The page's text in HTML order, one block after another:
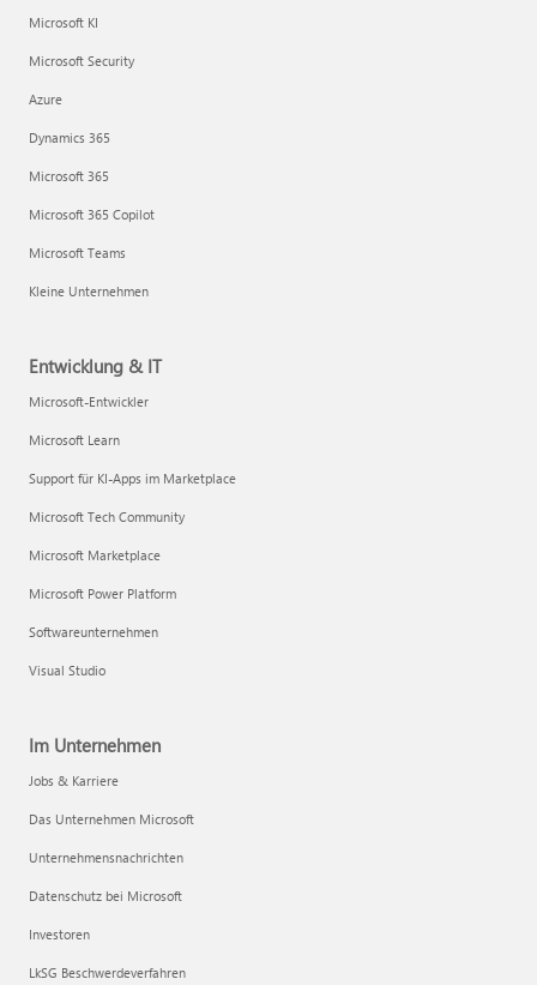
Microsoft KI
Microsoft Security
Azure
Dynamics 365
Microsoft 365
Microsoft 365 Copilot
Microsoft Teams
Kleine Unternehmen
Entwicklung & IT
Microsoft-Entwickler
Microsoft Learn
Support für KI-Apps im Marketplace
Microsoft Tech Community
Microsoft Marketplace
Microsoft Power Platform
Softwareunternehmen
Visual Studio
Im Unternehmen
Jobs & Karriere
Das Unternehmen Microsoft
Unternehmensnachrichten
Datenschutz bei Microsoft
Investoren
LkSG Beschwerdeverfahren